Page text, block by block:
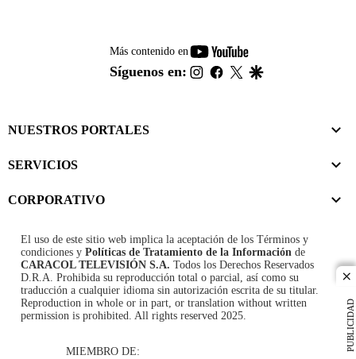
PUBLICIDAD
Más contenido en
youtube-
footer
Síguenos en: instagram
facebook
twitter
NUESTROS PORTALES
SERVICIOS
CORPORATIVO
El uso de este sitio web implica la aceptación de los Términos y
condiciones y Políticas de Tratamiento de la Información de
CARACOL TELEVISIÓN S.A. Todos los Derechos Reservados
D.R.A. Prohibida su reproducción total o parcial, así como su
traducción a cualquier idioma sin autorización escrita de su titular.
Reproduction in whole or in part, or translation without written
permission is prohibited. All rights reserved 2025.
MIEMBRO DE: